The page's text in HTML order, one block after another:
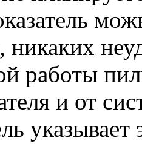
никаких
работы
и от
указывает